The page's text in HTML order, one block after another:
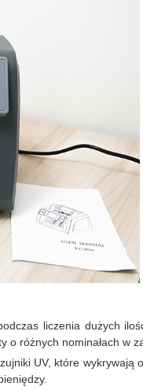
liczenia dużych
o różnych nominałach w
UV, które